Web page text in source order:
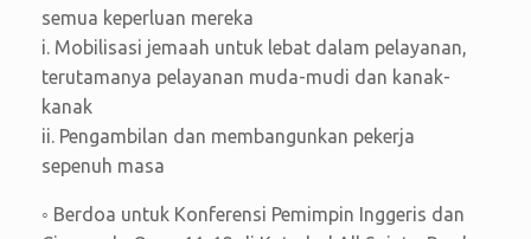
semua keperluan mereka
i. Mobilisasi jemaah untuk lebat dalam pelayanan,
terutamanya pelayanan muda-mudi dan kanak-
kanak
ii. Pengambilan dan membangunkan pekerja
sepenuh masa
◦ Berdoa untuk Konferensi Pemimpin Inggeris dan